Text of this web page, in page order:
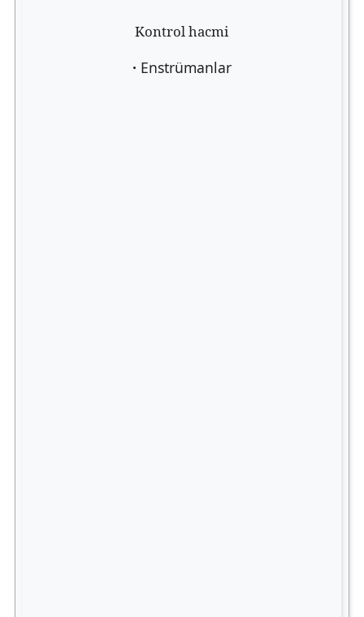
Kontrol hacmi
Enstrümanlar